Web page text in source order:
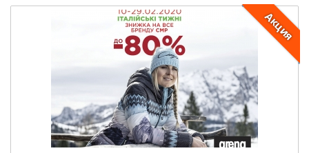
Акция